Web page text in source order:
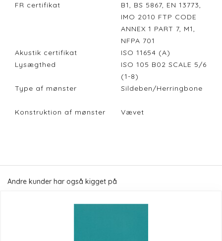
FR certifikat
B1, BS 5867, EN 13773,
IMO 2010 FTP CODE
ANNEX 1 PART 7, M1,
NFPA 701
Akustik certifikat
ISO 11654 (A)
Lysægthed
ISO 105 B02 SCALE 5/6
(1-8)
Type af mønster
Sildeben/Herringbone
Konstruktion af mønster Vævet
Andre kunder har også kigget på